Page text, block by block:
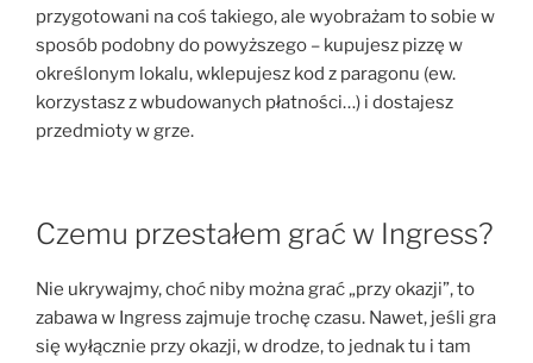
przygotowani na coś takiego, ale wyobrażam to sobie w
sposób podobny do powyższego – kupujesz pizzę w
określonym lokalu, wklepujesz kod z paragonu (ew.
korzystasz z wbudowanych płatności…) i dostajesz
przedmioty w grze.
Czemu przestałem grać w Ingress?
Nie ukrywajmy, choć niby można grać „przy okazji”, to
zabawa w Ingress zajmuje trochę czasu. Nawet, jeśli gra
się wyłącznie przy okazji, w drodze, to jednak tu i tam